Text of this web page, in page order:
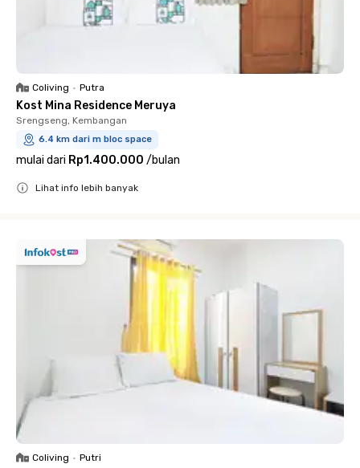
Coliving • Putra
Kost Mina Residence Meruya
Srengseng, Kembangan
6.4 km dari m bloc space
mulai dari Rp1.400.000 /bulan
Lihat info lebih banyak
Coliving • Putri